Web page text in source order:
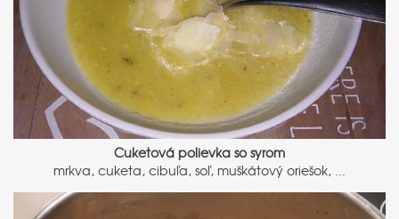
Cuketová polievka so syrom
mrkva, cuketa, cibuľa, soľ, muškátový oriešok, ...